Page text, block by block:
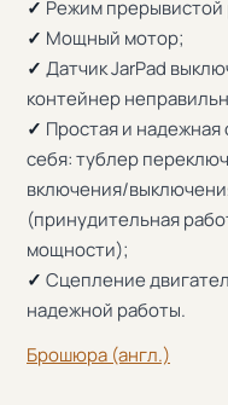
✓ Режим прерывистой
✓ Мощный мотор;
✓ Датчик JarPad
контейнер
✓ Простая и надежная
себя: тублер
включения/
(принудительная
мощности);
✓ Сцепление
надежной работы.
Брошюра (англ.)